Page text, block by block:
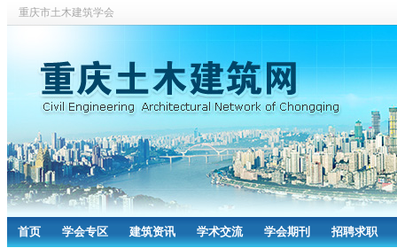
重庆市土木建筑学会
首页 学会专区 建筑资讯 学术交流 学会期刊 招聘求职